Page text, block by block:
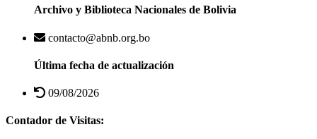
Archivo y Biblioteca Nacionales de Bolivia
contacto@abnb.org.bo
Última fecha de actualización
09/08/2026
Contador de Visitas: